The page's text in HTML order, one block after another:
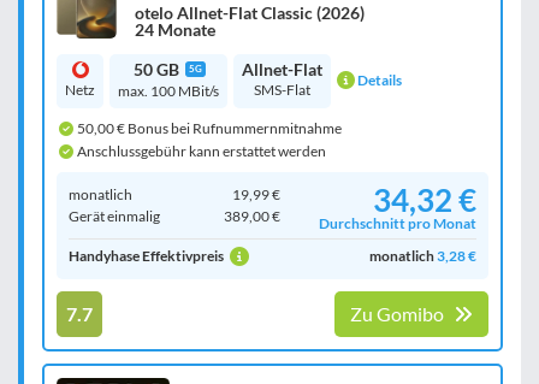
otelo Allnet-Flat Classic (2026)
24 Monate
Netz
50 GB 5G
max. 100 MBit/s
Allnet-Flat
SMS-Flat Details
50,00 € Bonus bei Rufnummernmitnahme
Anschlussgebühr kann erstattet werden
monatlich
19,99 €
Gerät einmalig
389,00 € 34,32 €
Durchschnitt pro Monat
Handyhase Effektivpreis
monatlich3,28 €
7.7 Zu Gomibo